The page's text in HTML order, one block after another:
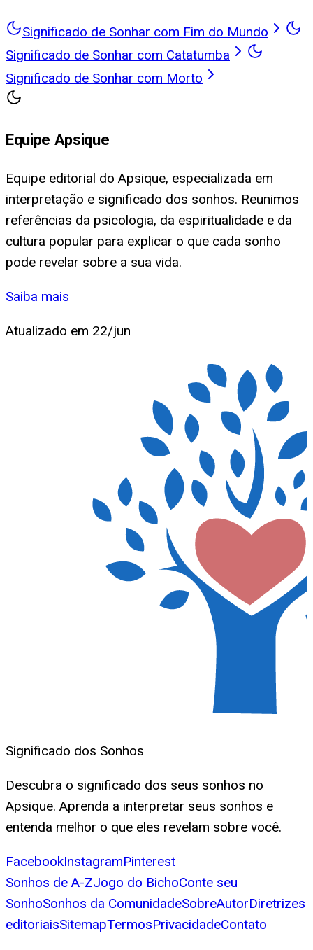
Significado de Sonhar com Fim do Mundo
Significado de Sonhar com Catatumba
Significado de Sonhar com Morto
Equipe Apsique
Equipe editorial do Apsique, especializada em
interpretação e significado dos sonhos. Reunimos
referências da psicologia, da espiritualidade e da
cultura popular para explicar o que cada sonho
pode revelar sobre a sua vida.
Saiba mais
Atualizado em 22/jun
Significado dos Sonhos
Descubra o significado dos seus sonhos no
Apsique. Aprenda a interpretar seus sonhos e
entenda melhor o que eles revelam sobre você.
FacebookInstagramPinterest
Sonhos de A-ZJogo do BichoConte seu
SonhoSonhos da ComunidadeSobreAutorDiretrizes
editoriaisSitemapTermosPrivacidadeContato